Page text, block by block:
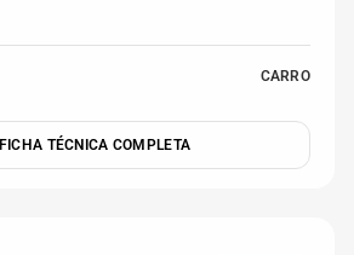
CARRO
FICHA TÉCNICA COMPLETA